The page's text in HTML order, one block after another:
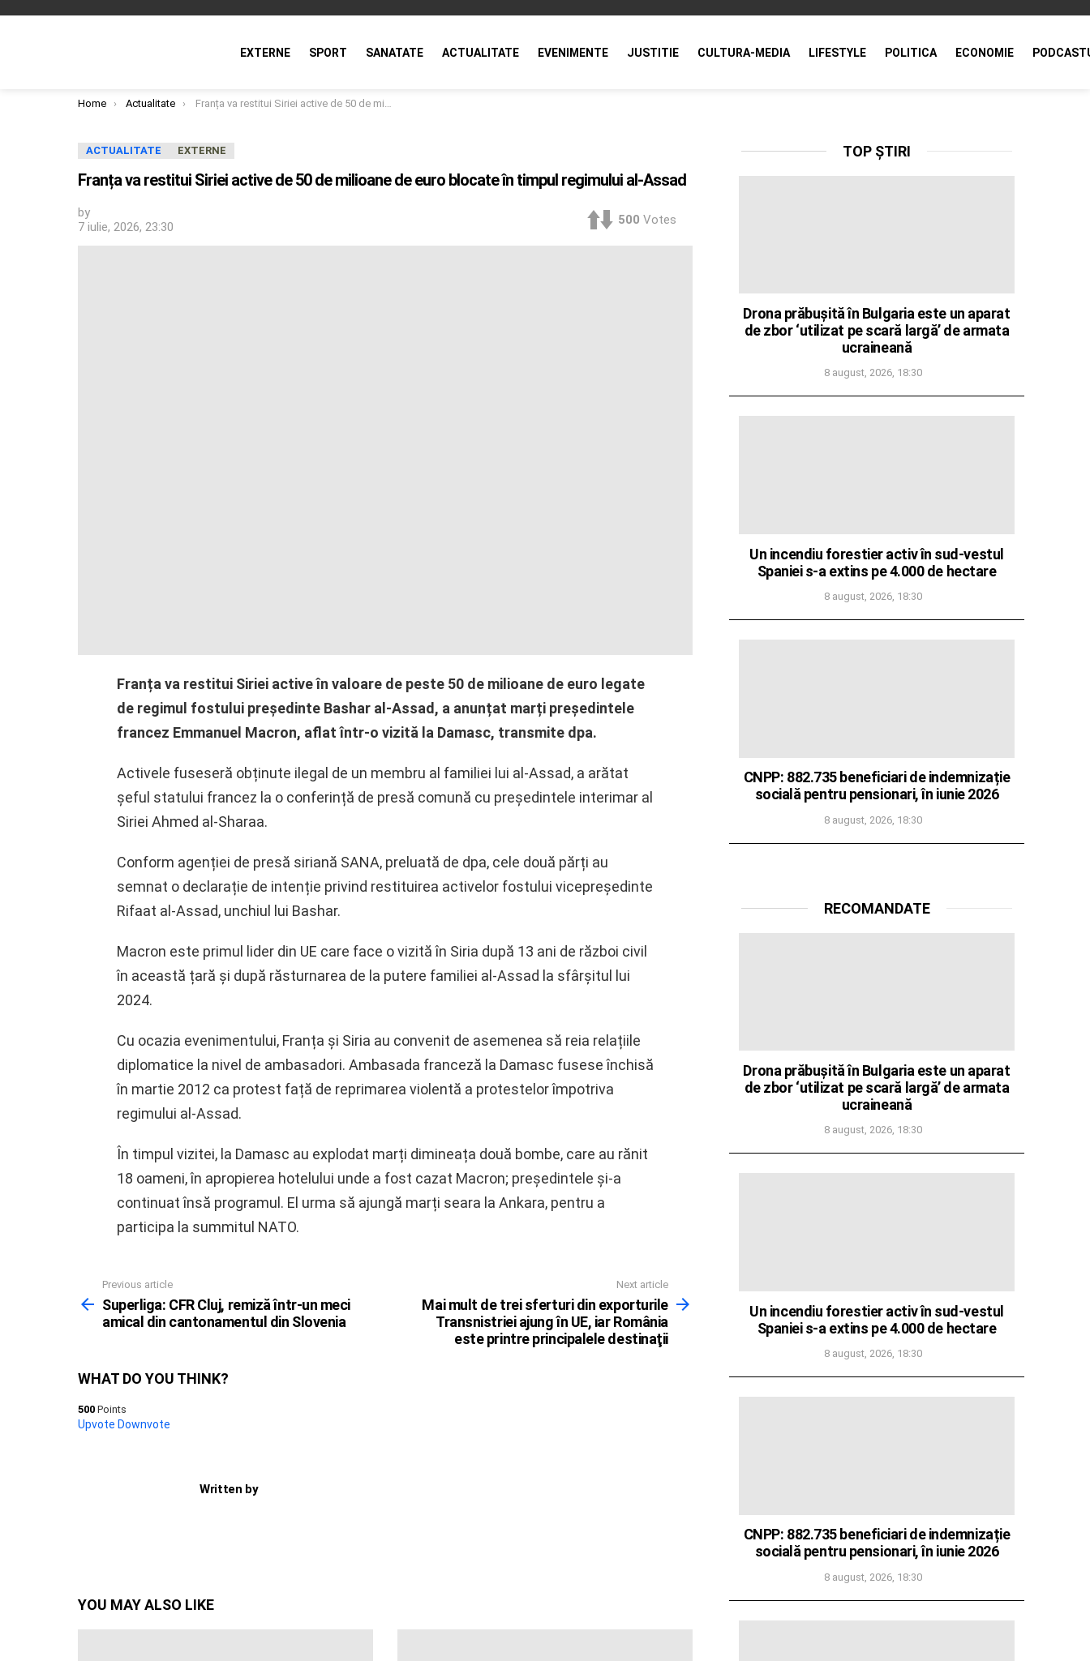
EXTERNE SPORT SANATATE ACTUALITATE EVENIMENTE JUSTITIE CULTURA-MEDIA LIFESTYLE POLITICA ECONOMIE
You are here:
Home Actualitate Franța va restitui Siriei active de 50 de milioane de euro blocate în timpul regimului al-Assad
ACTUALITATE EXTERNE
Franța va restitui Siriei active de 50 de milioane de euro blocate în timpul regimului al-Assad
by
7 iulie, 2026, 23:30
500 Votes
Franța va restitui Siriei active în valoare de peste 50 de milioane de euro legate
de regimul fostului președinte Bashar al-Assad, a anunțat marți președintele
francez Emmanuel Macron, aflat într-o vizită la Damasc, transmite dpa.
Activele fuseseră obținute ilegal de un membru al familiei lui al-Assad, a arătat
șeful statului francez la o conferință de presă comună cu președintele interimar al
Siriei Ahmed al-Sharaa.
Conform agenției de presă siriană SANA, preluată de dpa, cele două părți au
semnat o declarație de intenție privind restituirea activelor fostului vicepreședinte
Rifaat al-Assad, unchiul lui Bashar.
Macron este primul lider din UE care face o vizită în Siria după 13 ani de război civil
în această țară și după răsturnarea de la putere familiei al-Assad la sfârșitul lui
2024.
Cu ocazia evenimentului, Franța și Siria au convenit de asemenea să reia relațiile
diplomatice la nivel de ambasadori. Ambasada franceză la Damasc fusese închisă
în martie 2012 ca protest față de reprimarea violentă a protestelor împotriva
regimului al-Assad.
În timpul vizitei, la Damasc au explodat marți dimineața două bombe, care au rănit
18 oameni, în apropierea hotelului unde a fost cazat Macron; președintele și-a
continuat însă programul. El urma să ajungă marți seara la Ankara, pentru a
participa la summitul NATO.
more
Previous article
Superliga: CFR Cluj, remiză într-un meci
amical din cantonamentul din Slovenia
Next article
Mai mult de trei sferturi din exporturile
Transnistriei ajung în UE, iar România
este printre principalele destinaţii
WHAT DO YOU THINK?
500 Points
Upvote Downvote
Written by
YOU MAY ALSO LIKE
TOP ȘTIRI
Drona prăbușită în Bulgaria este un aparat
de zbor ‘utilizat pe scară largă’ de armata
ucraineană
8 august, 2026, 18:30
Un incendiu forestier activ în sud-vestul
Spaniei s-a extins pe 4.000 de hectare
8 august, 2026, 18:30
CNPP: 882.735 beneficiari de indemnizație
socială pentru pensionari, în iunie 2026
8 august, 2026, 18:30
RECOMANDATE
Drona prăbușită în Bulgaria este un aparat
de zbor ‘utilizat pe scară largă’ de armata
ucraineană
8 august, 2026, 18:30
Un incendiu forestier activ în sud-vestul
Spaniei s-a extins pe 4.000 de hectare
8 august, 2026, 18:30
CNPP: 882.735 beneficiari de indemnizație
socială pentru pensionari, în iunie 2026
8 august, 2026, 18:30